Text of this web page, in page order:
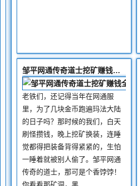
邹平网通传奇道士挖矿赚钱全攻略
老铁们，还记得当年在网通服
里，为了几块金币跑遍玛法大陆
的日子吗？那时候的我们，白天
刷怪攒钱，晚上挖矿换装，连睡
觉都得把装备背得紧紧的，生怕
一睡着就被别人偷了。邹平网通
传奇的道士，那可是个香饽饽！